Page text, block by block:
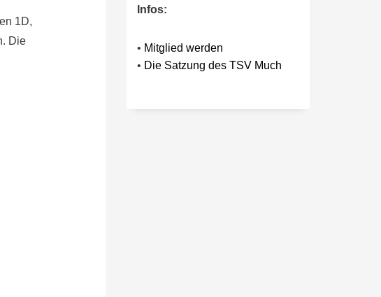
1D,
Die
Infos:
• Mitglied werden
• Die Satzung des TSV Much